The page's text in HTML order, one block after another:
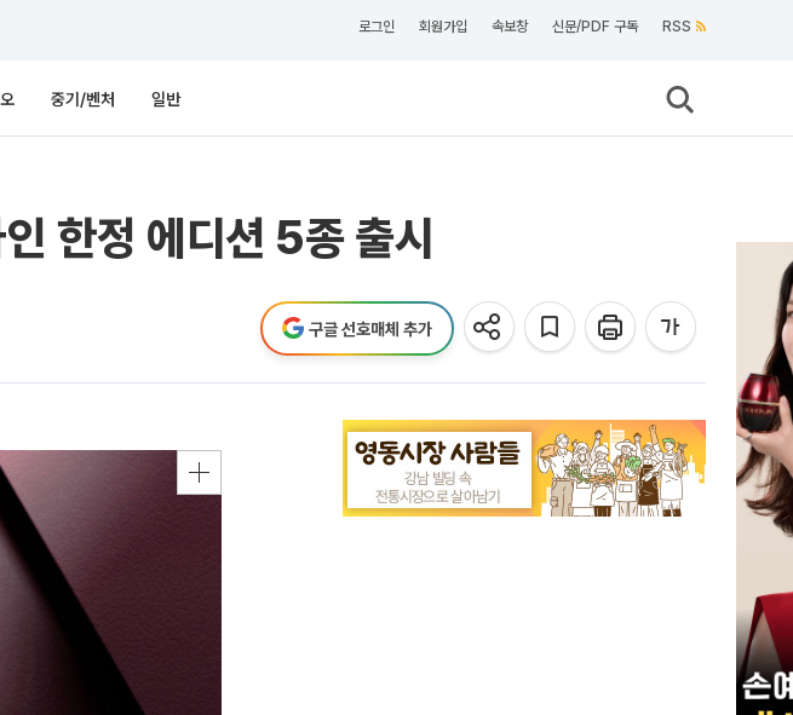
로그인 회원가입 속보창 신문/PDF 구독 RSS
중기/벤처 일반
한정 에디션 5종 출시
구글 선호매체 추가